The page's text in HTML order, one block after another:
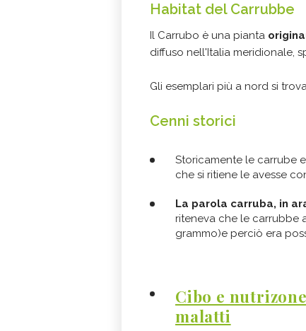
Habitat del Carrubbe
Il Carrubo è una pianta
diffuso nell'Italia meridionale,
Gli esemplari più a nord si
Cenni storici
Storicamente le carrube
che si ritiene le avesse
La parola carruba, in
riteneva che le carrubbe
grammo)e perciò era
Cibo e
malatti